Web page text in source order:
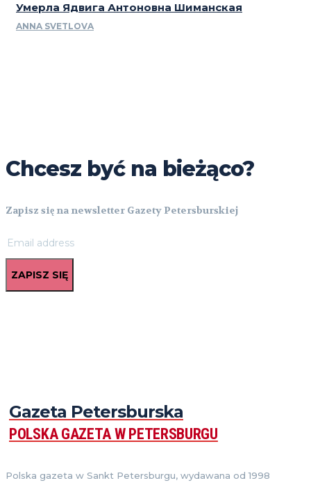
Умерла Ядвига Антоновна Шиманская
ANNA SVETLOVA
Chcesz być na bieżąco?
Zapisz się na newsletter Gazety Petersburskiej
ZAPISZ SIĘ
Gazeta Petersburska
POLSKA GAZETA W PETERSBURGU
Polska gazeta w Sankt Petersburgu, wydawana od 1998